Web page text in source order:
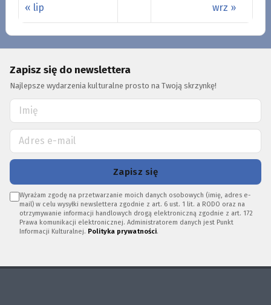
« lip wrz »
Zapisz się do newslettera
Najlepsze wydarzenia kulturalne prosto na Twoją skrzynkę!
Zapisz się
Wyrażam zgodę na przetwarzanie moich danych osobowych (imię, adres e-
mail) w celu wysyłki newslettera zgodnie z art. 6 ust. 1 lit. a RODO oraz na
otrzymywanie informacji handlowych drogą elektroniczną zgodnie z art. 172
Prawa komunikacji elektronicznej. Administratorem danych jest Punkt
Informacji Kulturalnej. Polityka prywatności.